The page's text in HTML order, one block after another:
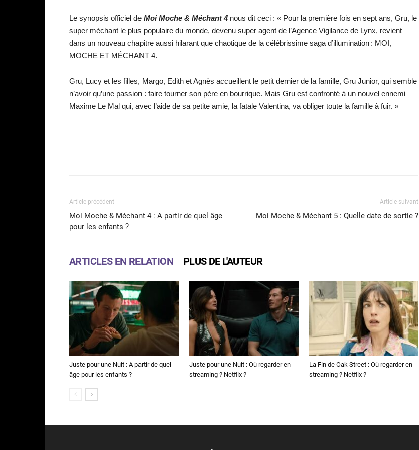
Le synopsis officiel de Moi Moche & Méchant 4 nous dit ceci : « Pour la première fois en sept ans, Gru, le
super méchant le plus populaire du monde, devenu super agent de l’Agence Vigilance de Lynx, revient
dans un nouveau chapitre aussi hilarant que chaotique de la célébrissime saga d’illumination : MOI,
MOCHE ET MÉCHANT 4.
Gru, Lucy et les filles, Margo, Edith et Agnès accueillent le petit dernier de la famille, Gru Junior, qui semble
n’avoir qu’une passion : faire tourner son père en bourrique. Mais Gru est confronté à un nouvel ennemi
Maxime Le Mal qui, avec l’aide de sa petite amie, la fatale Valentina, va obliger toute la famille à fuir. »
Article précédent
Moi Moche & Méchant 4 : A partir de quel âge
pour les enfants ?
Article suivant
Moi Moche & Méchant 5 : Quelle date de sortie ?
ARTICLES EN RELATION PLUS DE L'AUTEUR
Juste pour une Nuit : A partir de quel
âge pour les enfants ?
Juste pour une Nuit : Où regarder en
streaming ? Netflix ?
La Fin de Oak Street : Où regarder en
streaming ? Netflix ?